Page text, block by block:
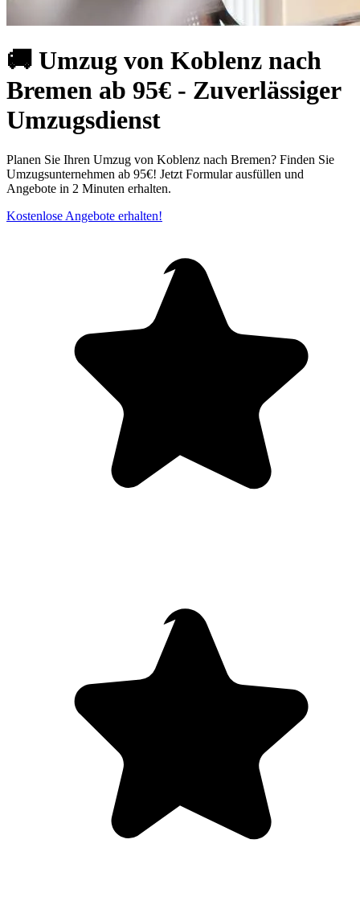
🚚 Umzug von Koblenz nach
Bremen ab 95€ - Zuverlässiger
Umzugsdienst
Planen Sie Ihren Umzug von Koblenz nach Bremen? Finden Sie
Umzugsunternehmen ab 95€! Jetzt Formular ausfüllen und
Angebote in 2 Minuten erhalten.
Kostenlose Angebote erhalten!